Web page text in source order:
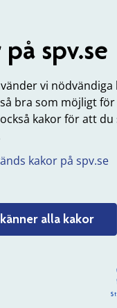
spv.se
vi
bra som möjligt
kakor för att
kakor på spv.se
alla kakor
säkerhetsspecialist
viktig
betyder
finns möjligheten
många
att jobba på SPV
Tyck till